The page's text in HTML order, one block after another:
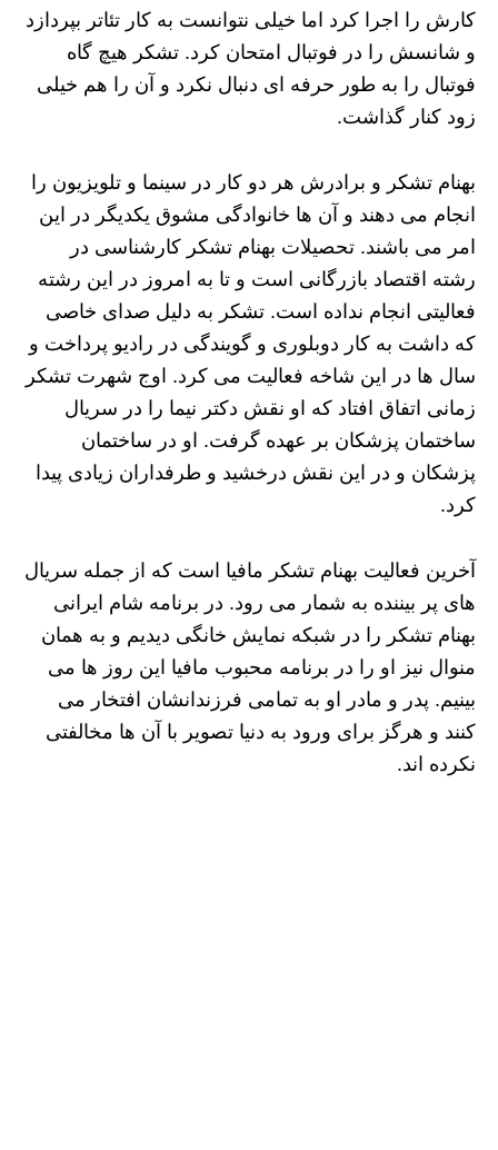
کارش را اجرا کرد اما خیلی نتوانست به کار تئاتر بپردازد
و شانسش را در فوتبال امتحان کرد. تشکر هیچ گاه
فوتبال را به طور حرفه ای دنبال نکرد و آن را هم خیلی
زود کنار گذاشت.
بهنام تشکر و برادرش هر دو کار در سینما و تلویزیون را
انجام می دهند و آن ها خانوادگی مشوق یکدیگر در این
امر می باشند. تحصیلات بهنام تشکر کارشناسی در
رشته اقتصاد بازرگانی است و تا به امروز در این رشته
فعالیتی انجام نداده است. تشکر به دلیل صدای خاصی
که داشت به کار دوبلوری و گویندگی در رادیو پرداخت و
سال ها در این شاخه فعالیت می کرد. اوج شهرت تشکر
زمانی اتفاق افتاد که او نقش دکتر نیما را در سریال
ساختمان پزشکان بر عهده گرفت. او در ساختمان
پزشکان و در این نقش درخشید و طرفداران زیادی پیدا
کرد.
آخرین فعالیت بهنام تشکر مافیا است که از جمله سریال
های پر بیننده به شمار می رود. در برنامه شام ایرانی
بهنام تشکر را در شبکه نمایش خانگی دیدیم و به همان
منوال نیز او را در برنامه محبوب مافیا این روز ها می
بینیم. پدر و مادر او به تمامی فرزندانشان افتخار می
کنند و هرگز برای ورود به دنیا تصویر با آن ها مخالفتی
نکرده اند.